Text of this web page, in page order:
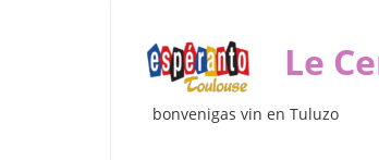
enhavo
Le
bonvenigas vin en Tuluzo